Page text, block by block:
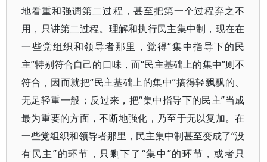
地看重和强调第二过程，甚至把第一个过程弃之不
用，只讲第二过程。理解和执行民主集中制，现在在
一些党组织和领导者那里，觉得“集中指导下的民
主”特别符合自己的口味，而“民主基础上的集中”则不
符合，因而就把“民主基础上的集中”搞得轻飘飘的、
无足轻重一般；反过来，把“集中指导下的民主”当成
最为重要的方面，不断地强化，乃至于无以复加。在
一些党组织和领导者那里，民主集中制甚至变成了“没
有民主”的环节，只剩下了“集中”的环节，或者只